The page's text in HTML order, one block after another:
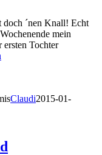
´nen Knall! Echt
mein
ersten Tochter
Claudi2015-01-